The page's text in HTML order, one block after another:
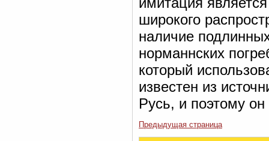
широкого
наличие
норманнских
который
известен из
Русь, и поэтому
Предыдущая страница